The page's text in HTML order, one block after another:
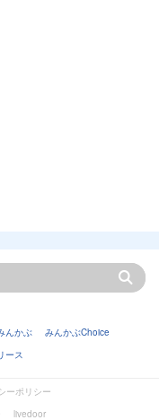
んかぶ
みんかぶChoice
ース
ーポリシー
livedoor